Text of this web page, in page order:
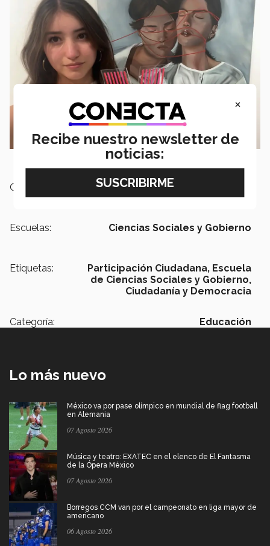
Campus:
Escuelas: Ciencias Sociales y Gobierno
Etiquetas: Participación Ciudadana, Escuela
de Ciencias Sociales y Gobierno,
Ciudadanía y Democracia
Categoría: Educación
Lo más nuevo
México va por pase olímpico en mundial de flag football
en Alemania
07 Agosto 2026
Música y teatro: EXATEC en el elenco de El Fantasma
de la Ópera México
07 Agosto 2026
Borregos CCM van por el campeonato en liga mayor de
americano
06 Agosto 2026
×
Recibe nuestro newsletter de
noticias: